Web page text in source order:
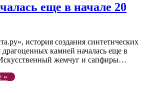
еще в начале 20
история создания синтетических
драгоценных камней началась еще в
жемчуг и сапфиры…
»